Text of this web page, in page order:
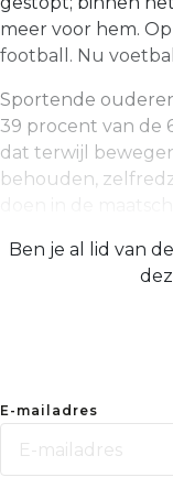
meer voor hem.
football. Nu
Sportende
39 pro­cent van de
dat terwijl
behouden,
Ben je al lid van
E-mailadres